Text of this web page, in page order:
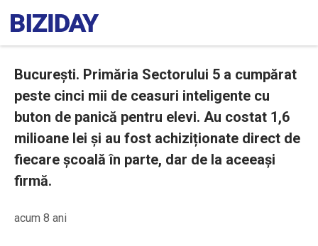
București. Primăria Sectorului 5 a cumpărat
peste cinci mii de ceasuri inteligente cu
buton de panică pentru elevi. Au costat 1,6
milioane lei și au fost achiziționate direct de
fiecare școală în parte, dar de la aceeași
firmă.
acum 8 ani